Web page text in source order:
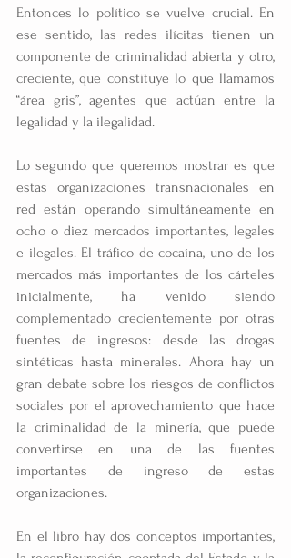
Entonces lo político se vuelve crucial. En
ese sentido, las redes ilícitas tienen un
componente de criminalidad abierta y otro,
creciente, que constituye lo que llamamos
“área gris”, agentes que actúan entre la
legalidad y la ilegalidad.
Lo segundo que queremos mostrar es que
estas organizaciones transnacionales en
red están operando simultáneamente en
ocho o diez mercados importantes, legales
e ilegales. El tráfico de cocaína, uno de los
mercados más importantes de los cárteles
inicialmente, ha venido siendo
complementado crecientemente por otras
fuentes de ingresos: desde las drogas
sintéticas hasta minerales. Ahora hay un
gran debate sobre los riesgos de conflictos
sociales por el aprovechamiento que hace
la criminalidad de la minería, que puede
convertirse en una de las fuentes
importantes de ingreso de estas
organizaciones.
En el libro hay dos conceptos importantes,